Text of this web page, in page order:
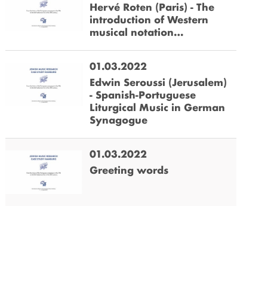
um die aktuelle Zeit auszuwählen.
die aktuelle Zeit auszuwählen.
dieser Link auf den Ausschnitt des Videos.
Hervé Roten (Paris) - The
introduction of Western
musical notation…
01.03.2022
Edwin Seroussi (Jerusalem)
- Spanish-Portuguese
Liturgical Music in German
Synagogue
01.03.2022
Greeting words